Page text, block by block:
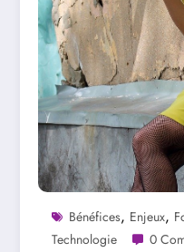
Bénéfices, Enjeux,
Technologie 0